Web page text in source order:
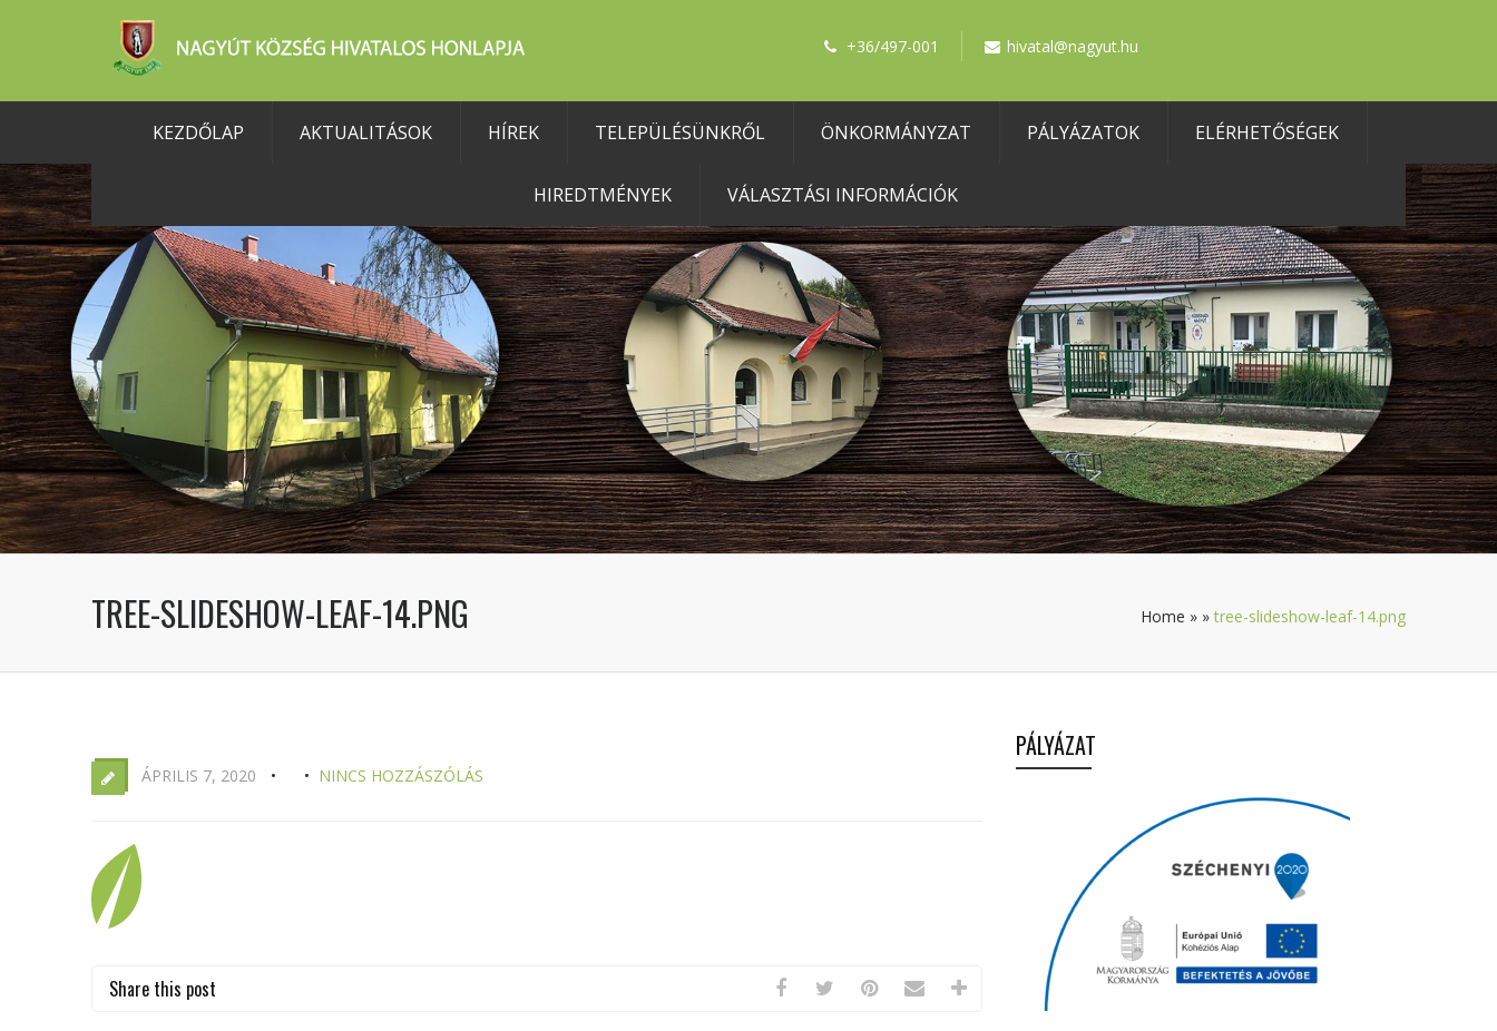
+36/497-001 hivatal@nagyut.hu
KEZDŐLAP AKTUALITÁSOK HÍREK TELEPÜLÉSÜNKRŐL ÖNKORMÁNYZAT PÁLYÁZATOK ELÉRHETŐSÉGEK
HIREDTMÉNYEK VÁLASZTÁSI INFORMÁCIÓK
TREE-SLIDESHOW-LEAF-14.PNG Home » »tree-slideshow-leaf-14.png
ÁPRILIS 7, 2020 NINCS HOZZÁSZÓLÁS
Share this post
PÁLYÁZAT